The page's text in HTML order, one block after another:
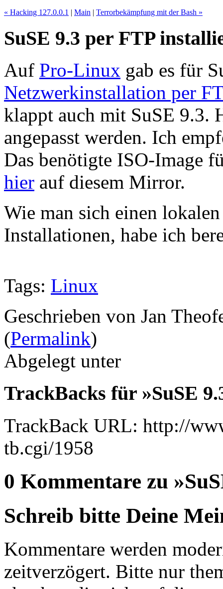
« Hacking 127.0.0.1 | Main | Terrorbekämpfung mit der Bash »
SuSE 9.3 per FTP
Auf Pro-Linux gab es für
Netzwerkinstallation per
klappt auch mit SuSE 9.3.
angepasst werden. Ich
Das benötigte ISO-Image
hier auf diesem Mirror.
Wie man sich einen
Installationen, habe ich
Tags: Linux
Geschrieben von Jan
(Permalink)
Abgelegt unter
TrackBacks für »SuSE
TrackBack URL: http://
tb.cgi/1958
0 Kommentare zu
Schreib bitte Deine
Kommentare werden
zeitverzögert. Bitte nur